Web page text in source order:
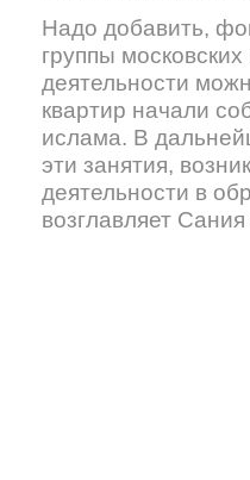
Надо добавить,
группы
деятельности
квартир начали
ислама. В
эти занятия,
деятельности в
возглавляет